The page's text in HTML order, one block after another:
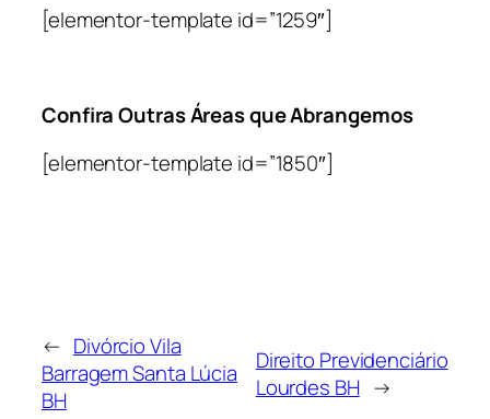
[elementor-template id=”1259″]
Confira Outras Áreas que Abrangemos
[elementor-template id=”1850″]
← Divórcio Vila
Barragem Santa Lúcia
BH
Direito Previdenciário
Lourdes BH →